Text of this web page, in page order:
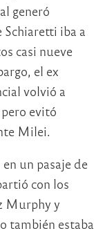
generó
Schiaretti iba a
casi nueve
el ex
volvió a
evitó
Milei.
un pasaje de
con los
Murphy y
también estaba